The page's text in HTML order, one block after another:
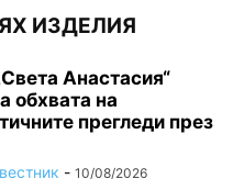
ИЗДЕЛИЯ
Анастасия“
обхвата на
прегледи през
- 10/08/2026